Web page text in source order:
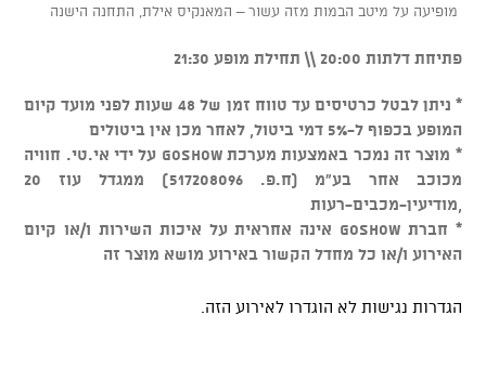
מופיעה על מיטב הבמות מזה עשור – המאנקיס אילת, התחנה הישנה
פתיחת דלתות 20:00 \\ תחילת מופע 21:30
* ניתן לבטל כרטיסים עד טווח זמן של 48 שעות לפני מועד קיום
המופע בכפוף ל-5% דמי ביטול, לאחר מכן אין ביטולים
* מוצר זה נמכר באמצעות מערכת GOSHOW על ידי אי.טי. חוויה
מכוכב אחר בע"מ (ח.פ. 517208096) ממגדל עוז 20
,מודיעין-מכבים-רעות
* חברת GOSHOW אינה אחראית על איכות השירות ו/או קיום
האירוע ו/או כל מחדל הקשור באירוע מושא מוצר זה
הגדרות נגישות לא הוגדרו לאירוע הזה.